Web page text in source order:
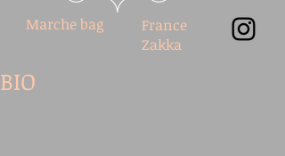
France
Zakka
Marche bag
BIO